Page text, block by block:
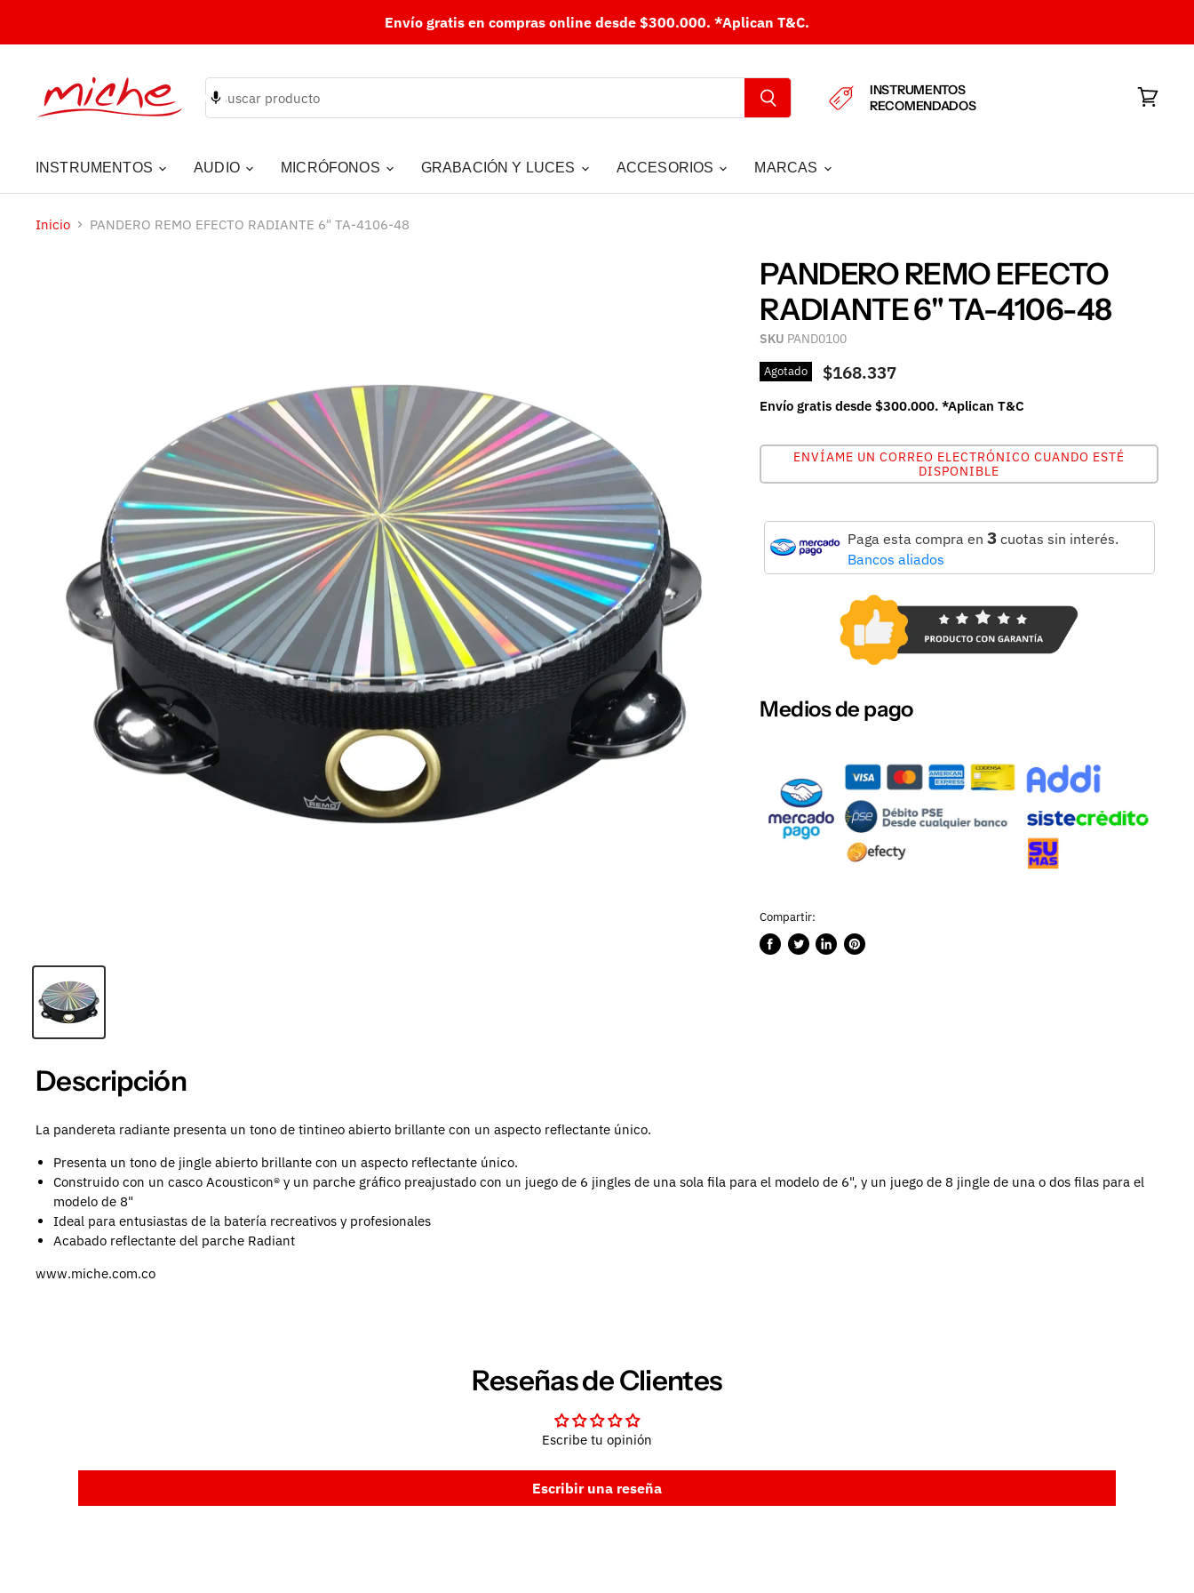
Envío gratis en compras online desde $300.000. *Aplican T&C.
INSTRUMENTOS
RECOMENDADOS
INSTRUMENTOS AUDIO MICRÓFONOS GRABACIÓN Y LUCES ACCESORIOS MARCAS
Inicio PANDERO REMO EFECTO RADIANTE 6" TA-4106-48
PANDERO REMO EFECTO
RADIANTE 6" TA-4106-48
SKU PAND0100
Agotado $168.337
Envío gratis desde $300.000. *Aplican T&C
ENVÍAME UN CORREO ELECTRÓNICO CUANDO ESTÉ
DISPONIBLE
Paga esta compra en 3cuotas sin interés.
Bancos aliados
Medios de pago
Compartir:
CompartirPublicarCompartirGuardar
Descripción
La pandereta radiante presenta un tono de tintineo abierto brillante con un aspecto reflectante único.
Presenta un tono de jingle abierto brillante con un aspecto reflectante único.
Construido con un casco Acousticon® y un parche gráfico preajustado con un juego de 6 jingles de una sola fila para el modelo de 6", y un juego de 8 jingle de una o dos filas para el
modelo de 8"
Ideal para entusiastas de la batería recreativos y profesionales
Acabado reflectante del parche Radiant
www.miche.com.co
Reseñas de Clientes
Escribe tu opinión
Escribir una reseña